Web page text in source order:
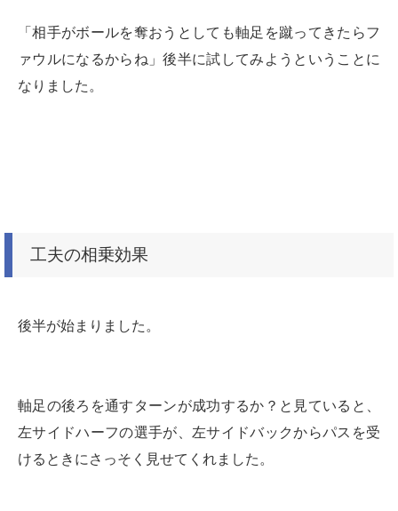
「相手がボールを奪おうとしても軸足を蹴ってきたらフ
ァウルになるからね」後半に試してみようということに
なりました。
工夫の相乗効果
後半が始まりました。
軸足の後ろを通すターンが成功するか？と見ていると、
左サイドハーフの選手が、 左サイドバックからパスを受
けるときにさっそく見せてくれました。